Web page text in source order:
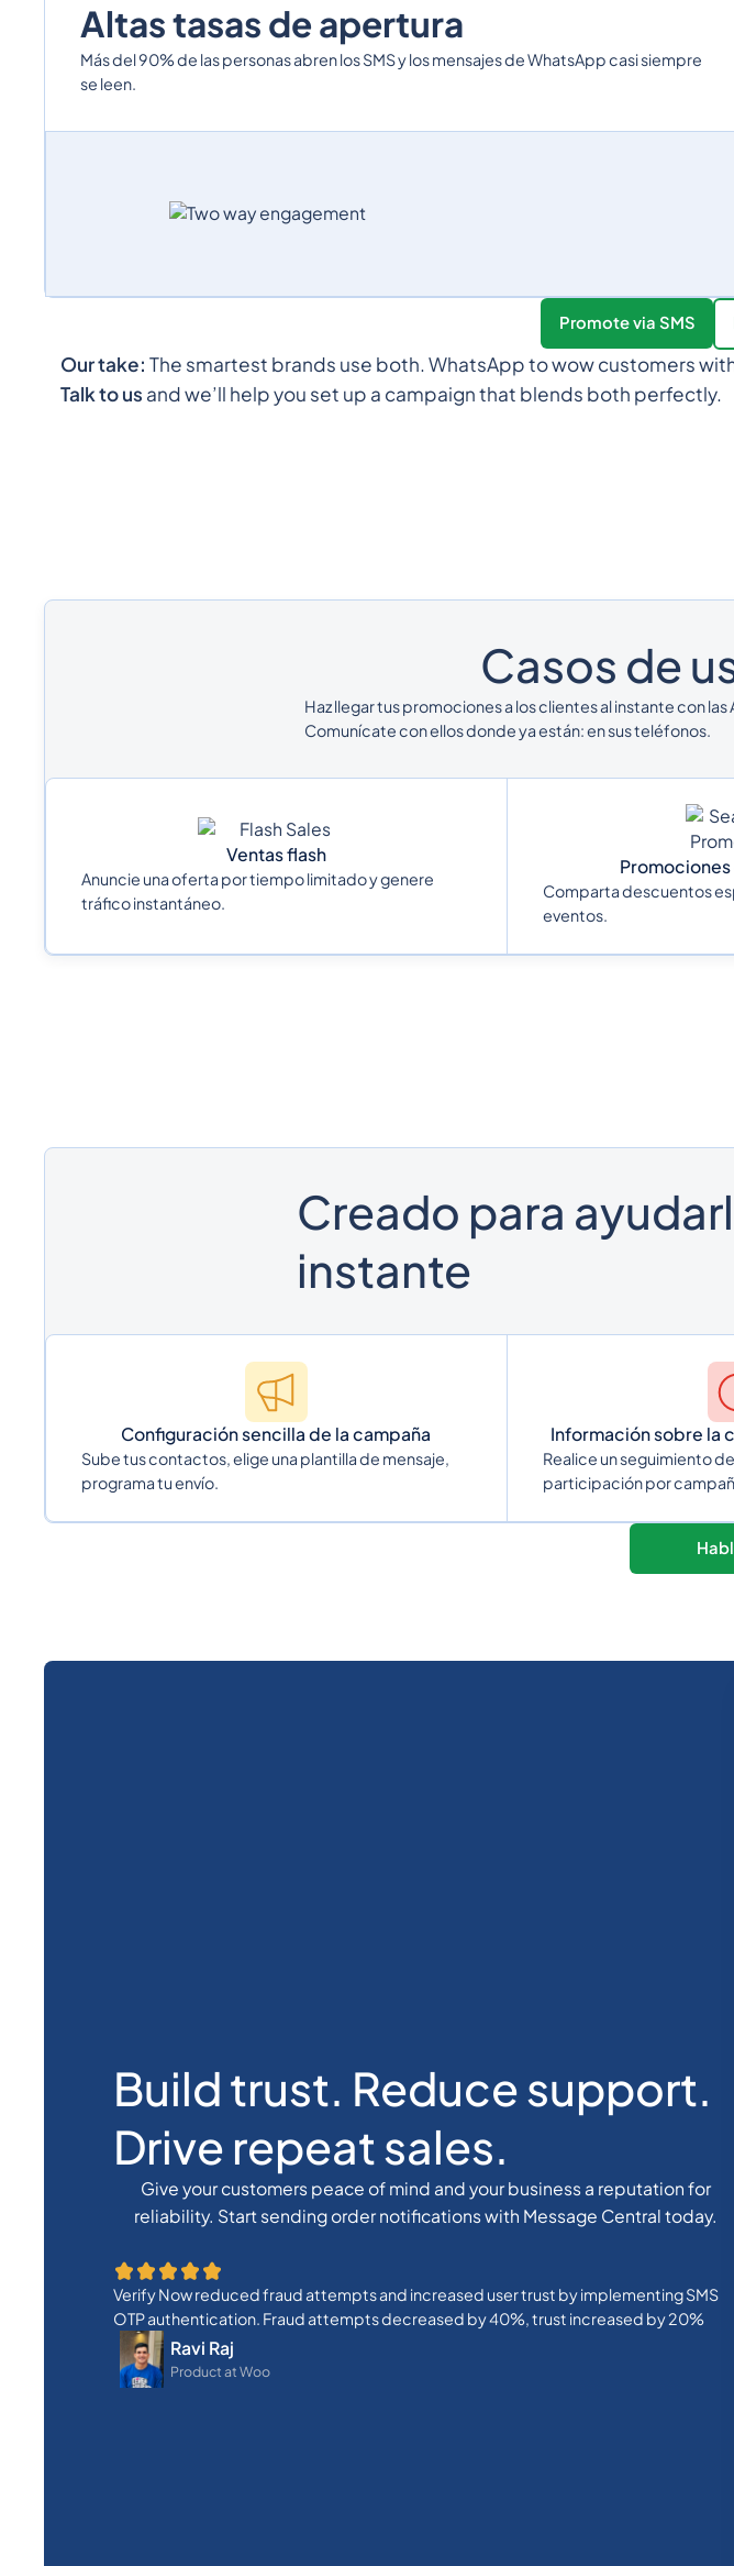
Altas tasas de apertura
Más del 90% de las personas abren los SMS y los mensajes de WhatsApp casi siempre
se leen.
Promote via SMS
Our take: The smartest brands use both. WhatsApp to wow customers
Talk to us and we’ll help you set up a campaign that blends both perfectly.
Casos de
Haz llegar tus promociones a los clientes al instante con
Comunícate con ellos donde ya están: en sus teléfonos.
Ventas flash
Anuncie una oferta por tiempo limitado y genere
tráfico instantáneo.
Comparta descuentos
eventos.
Creado para
instante
Configuración sencilla de la campaña
Sube tus contactos, elige una plantilla de mensaje,
programa tu envío.
Información sobre la
Realice un seguimiento
participación por
Build trust. Reduce support.
Drive repeat sales.
Give your customers peace of mind and your business a reputation for
reliability. Start sending order notifications with Message Central today.
Verify Now reduced fraud attempts and increased user trust by implementing SMS
OTP authentication. Fraud attempts decreased by 40%, trust increased by 20%
Ravi Raj
Product at Woo